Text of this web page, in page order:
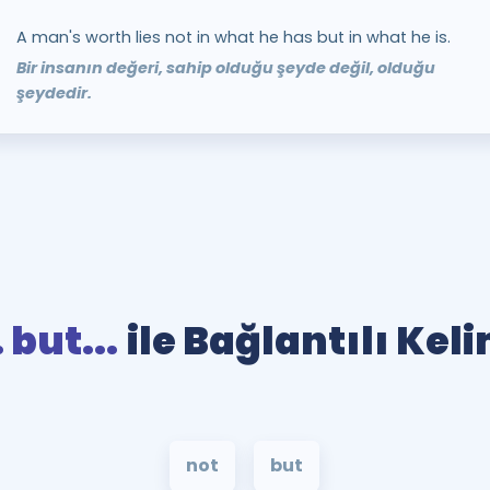
A man's worth lies not in what he has but in what he is.
Bir insanın değeri, sahip olduğu şeyde değil, olduğu
şeydedir.
but... ile Bağlantılı
not but